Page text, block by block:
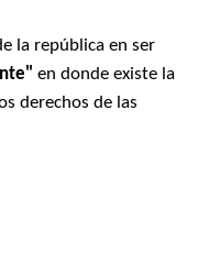
la república en ser
en donde existe la
derechos de las